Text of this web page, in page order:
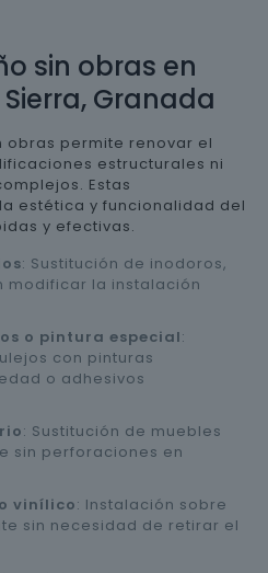
sin obras en
Granada
obras permite renovar el
estructurales ni
Estas
estética y funcionalidad del
y efectivas.
: Sustitución de inodoros,
modificar la instalación
o pintura especial:
con pinturas
o adhesivos
: Sustitución de muebles
sin perforaciones en
vinílico: Instalación sobre
sin necesidad de retirar el